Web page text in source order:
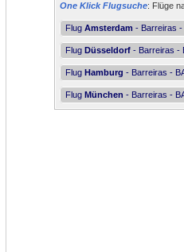
One Klick Flugsuche: Flüge
Flug Amsterdam - Barreiras -
Flug Düsseldorf - Barreiras -
Flug Hamburg - Barreiras -
Flug München - Barreiras -